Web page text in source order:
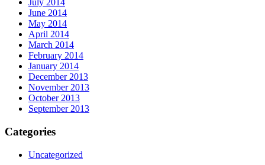
July 2014
June 2014
May 2014
April 2014
March 2014
February 2014
January 2014
December 2013
November 2013
October 2013
September 2013
Categories
Uncategorized